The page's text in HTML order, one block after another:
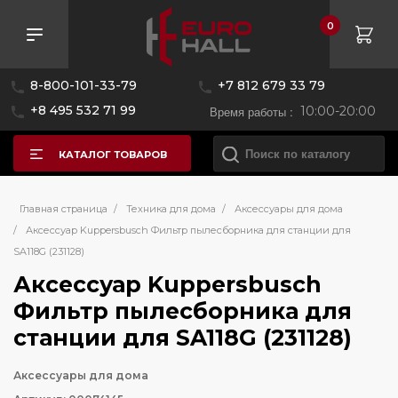
8-800-101-33-79
+7 812 679 33 79
+8 495 532 71 99
Время работы : 10:00-20:00
0
КАТАЛОГ ТОВАРОВ
Главная страница / Техника для дома /
Аксессуары для дома
/
Аксессуар Kuppersbusch Фильтр пылесборника для станции для
SA118G (231128)
Аксессуар Kuppersbusch
Фильтр пылесборника для
станции для SA118G (231128)
Аксессуары для дома